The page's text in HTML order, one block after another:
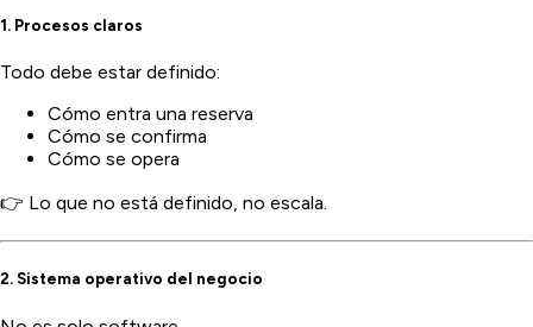
1. Procesos claros
Todo debe estar definido:
Cómo entra una reserva
Cómo se confirma
Cómo se opera
👉 Lo que no está definido, no escala.
2. Sistema operativo del negocio